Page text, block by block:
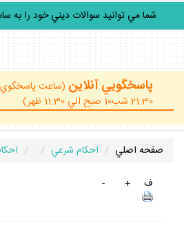
شما مي توانيد سوالات ديني خود را به سامانه
پاسخگويي آنلاين
21:30 شب10 صبح الي 11:30 ظهر)
صفحه اصلي احكام شرعي
ف
+
-